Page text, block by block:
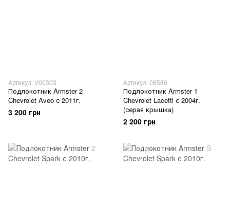
Артикул: V00303
Подлокотник Armster 2
Chevrolet Aveo с 2011г.
3 200 грн
Артикул: 08586
Подлокотник Armster 1
Chevrolet Lacetti с 2004г.
(серая крышка)
2 200 грн